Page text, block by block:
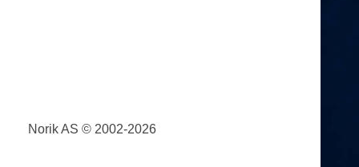
Norik AS © 2002-2026